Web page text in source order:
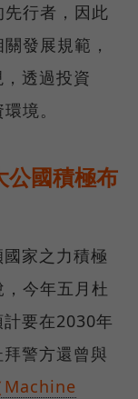
行者，因此
發展規範，
透過投資
境。
公國積極布
家之力積極
今年五月杜
要在2030年
警方還曾與
Machine